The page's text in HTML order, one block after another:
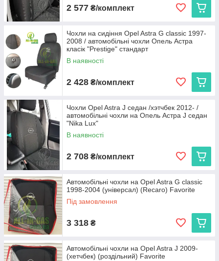
2 577 ₴/комплект
Чохли на сидіння Opel Astra G classic 1997-
2008 / автомобільні чохли Опель Астра
класік "Prestige" стандарт
В наявності
2 428 ₴/комплект
Чохли Opel Astra J седан /хэтчбек 2012- /
автомобільні чохли на Опель Астра J седан
"Nika Lux"
В наявності
2 708 ₴/комплект
Автомобільні чохли на Opel Astra G classic
1998-2004 (універсал) (Recaro) Favorite
Під замовлення
3 318 ₴
Автомобільні чохли на Opel Astra J 2009-
(хетчбек) (роздільний) Favorite